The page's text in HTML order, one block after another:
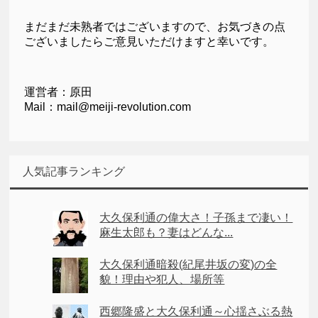
まだまだ未熟者ではございますので、お気づきの点
ございましたらご意見いただけますと幸いです。
運営者：原田
Mail：mail@meiji-revolution.com
人気記事ランキング
大久保利通の偉大さ！子孫まで凄い！
麻生太郎も？妻はどんな...
大久保利通暗殺(紀尾井坂の変)の全
貌！理由や犯人、場所等
西郷隆盛と大久保利通～心揺さぶる熱